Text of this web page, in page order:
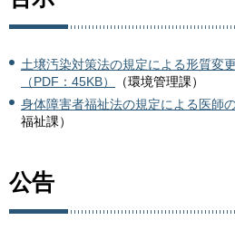
土壌汚染対策法の規定による形質変
（PDF：45KB）
（環境管理課）
身体障害者福祉法の規定による医師
福祉課）
公告